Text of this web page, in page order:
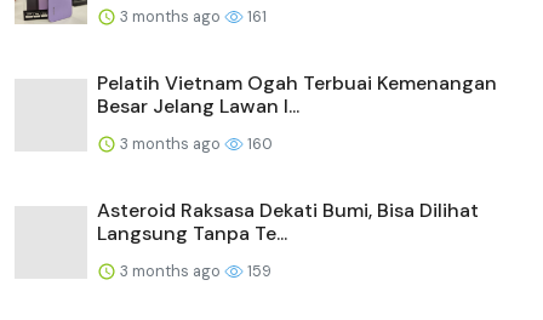
3 months ago 161
Pelatih Vietnam Ogah Terbuai Kemenangan
Besar Jelang Lawan I...
3 months ago 160
Asteroid Raksasa Dekati Bumi, Bisa Dilihat
Langsung Tanpa Te...
3 months ago 159